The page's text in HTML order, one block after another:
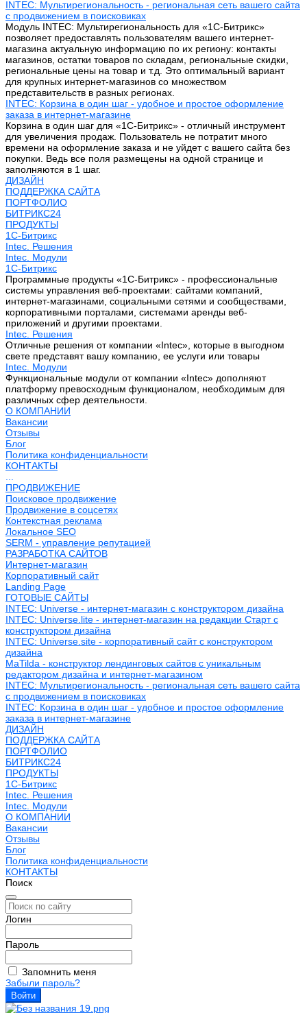
INTEC: Мультирегиональность - региональная сеть вашего сайта
с продвижением в поисковиках
Модуль INTEC: Мультирегиональность для «1С-Битрикс»
позволяет предоставлять пользователям вашего интернет-
магазина актуальную информацию по их региону: контакты
магазинов, остатки товаров по складам, региональные скидки,
региональные цены на товар и т.д. Это оптимальный вариант
для крупных интернет-магазинов со множеством
представительств в разных регионах.
INTEC: Корзина в один шаг - удобное и простое оформление
заказа в интернет-магазине
Корзина в один шаг для «1С-Битрикс» - отличный инструмент
для увеличения продаж. Пользователь не потратит много
времени на оформление заказа и не уйдет с вашего сайта без
покупки. Ведь все поля размещены на одной странице и
заполняются в 1 шаг.
ДИЗАЙН
ПОДДЕРЖКА САЙТА
ПОРТФОЛИО
БИТРИКС24
ПРОДУКТЫ
1С-Битрикс
Intec. Решения
Intec. Модули
1С-Битрикс
Программные продукты «1С-Битрикс» - профессиональные
системы управления веб-проектами: сайтами компаний,
интернет-магазинами, социальными сетями и сообществами,
корпоративными порталами, системами аренды веб-
приложений и другими проектами.
Intec. Решения
Отличные решения от компании «Intec», которые в выгодном
свете представят вашу компанию, ее услуги или товары
Intec. Модули
Функциональные модули от компании «Intec» дополняют
платформу превосходным функционалом, необходимым для
различных сфер деятельности.
О КОМПАНИИ
Вакансии
Отзывы
Блог
Политика конфиденциальности
КОНТАКТЫ
ПРОДВИЖЕНИЕ
Поисковое продвижение
Продвижение в соцсетях
Контекстная реклама
Локальное SEO
SERM - управление репутацией
РАЗРАБОТКА САЙТОВ
Интернет-магазин
Корпоративный сайт
Landing Page
ГОТОВЫЕ САЙТЫ
INTEC: Universe - интернет-магазин с конструктором дизайна
INTEC: Universe.lite - интернет-магазин на редакции Старт с
конструктором дизайна
INTEC: Universe.site - корпоративный сайт с конструктором
дизайна
MaTilda - конструктор лендинговых сайтов с уникальным
редактором дизайна и интернет-магазином
INTEC: Мультирегиональность - региональная сеть вашего сайта
с продвижением в поисковиках
INTEC: Корзина в один шаг - удобное и простое оформление
заказа в интернет-магазине
ДИЗАЙН
ПОДДЕРЖКА САЙТА
ПОРТФОЛИО
БИТРИКС24
ПРОДУКТЫ
1С-Битрикс
Intec. Решения
Intec. Модули
О КОМПАНИИ
Вакансии
Отзывы
Блог
Политика конфиденциальности
КОНТАКТЫ
Поиск
Логин
Пароль
Запомнить меня
Забыли пароль?